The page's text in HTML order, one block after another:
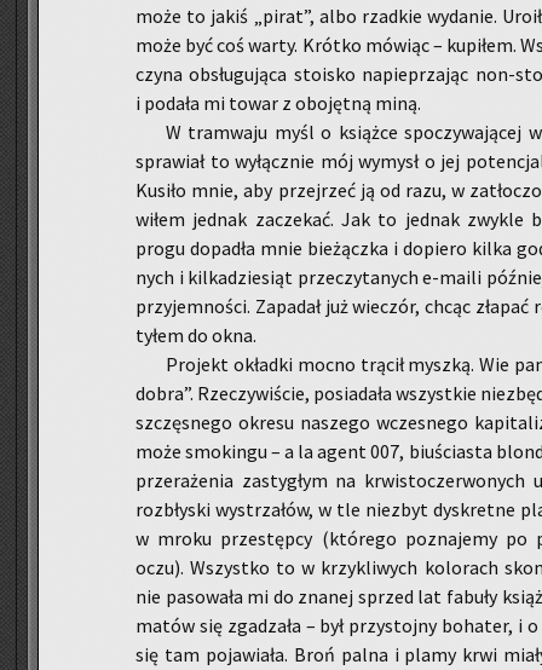
może to jakiś „pirat”, albo rzad­kie wy­da­nie.
może być coś warty. Krót­ko mó­wiąc – ku­pi­łem.
czy­na ob­słu­gu­ją­ca sto­isko na­pie­prza­jąc non-
i po­da­ła mi towar z obo­jęt­ną miną.
W tram­wa­ju myśl o książ­ce spo­czy­wa­ją­cej
spra­wiał to wy­łącz­nie mój wy­mysł o jej
Ku­si­ło mnie, aby przej­rzeć ją od razu, w
wi­łem jed­nak za­cze­kać. Jak to jed­nak zwy­kle
progu do­pa­dła mnie bie­żącz­ka i do­pie­ro kilka
nych i kil­ka­dzie­siąt prze­czy­ta­nych e-ma­ili
przy­jem­no­ści. Za­pa­dał już wie­czór, chcąc
tyłem do okna.
Pro­jekt okład­ki mocno trą­cił mysz­ką. Wie
dobra”. Rze­czy­wi­ście, po­sia­da­ła wszyst­kie
szczę­sne­go okre­su na­sze­go wcze­sne­go
może smo­kin­gu – a la agent 007, biu­ścia­sta
prze­ra­że­nia za­sty­głym na krwi­sto­czer­wo­nych
roz­bły­ski wy­strza­łów, w tle nie­zbyt dys­kret­ne
w mroku prze­stęp­cy (któ­re­go po­zna­je­my po
oczu). Wszyst­ko to w krzy­kli­wych ko­lo­rach
nie pa­so­wa­ła mi do zna­nej sprzed lat fa­bu­ły
ma­tów się zga­dza­ła – był przy­stoj­ny bo­ha­ter, i
się tam po­ja­wia­ła. Broń palna i plamy krwi